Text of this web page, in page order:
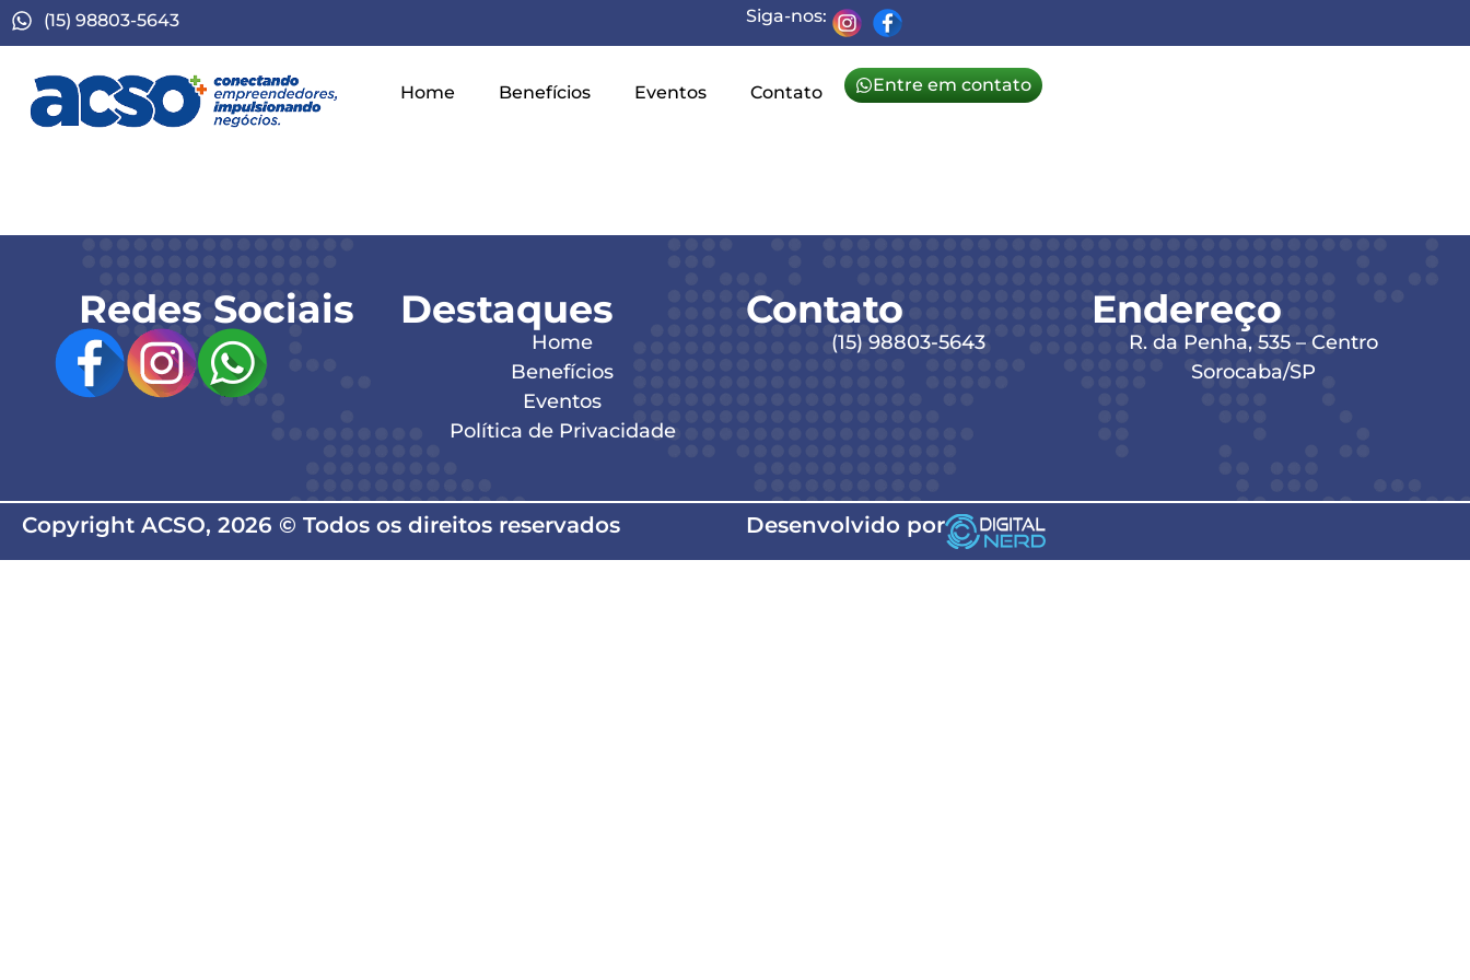
(15) 98803-5643 Siga-nos:
Home Benefícios Eventos Contato Entre em contato
Redes Sociais Destaques
Home
Benefícios
Eventos
Política de Privacidade
Contato
(15) 98803-5643
Endereço
R. da Penha, 535 – Centro
Sorocaba/SP
Copyright ACSO, 2026 © Todos os direitos reservados Desenvolvido por